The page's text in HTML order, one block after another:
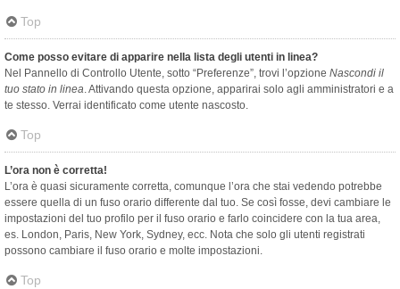
Top
Come posso evitare di apparire nella lista degli utenti in linea?
Nel Pannello di Controllo Utente, sotto “Preferenze”, trovi l’opzione Nascondi il
tuo stato in linea. Attivando questa opzione, apparirai solo agli amministratori e a
te stesso. Verrai identificato come utente nascosto.
Top
L’ora non è corretta!
L’ora è quasi sicuramente corretta, comunque l’ora che stai vedendo potrebbe
essere quella di un fuso orario differente dal tuo. Se così fosse, devi cambiare le
impostazioni del tuo profilo per il fuso orario e farlo coincidere con la tua area,
es. London, Paris, New York, Sydney, ecc. Nota che solo gli utenti registrati
possono cambiare il fuso orario e molte impostazioni.
Top